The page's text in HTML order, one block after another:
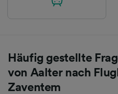
Häufig gestellte
von Aalter nach
Zaventem